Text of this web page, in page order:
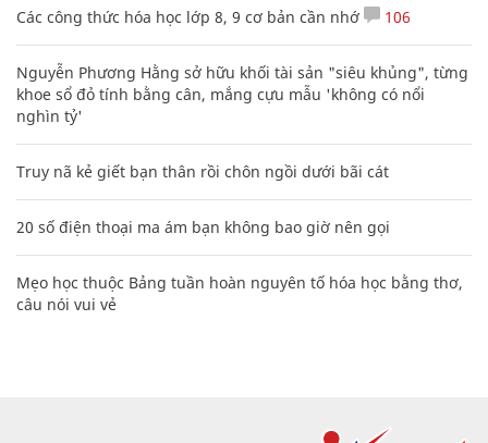
Các công thức hóa học lớp 8, 9 cơ bản cần nhớ 106
Nguyễn Phương Hằng sở hữu khối tài sản "siêu khủng", từng
khoe sổ đỏ tính bằng cân, mắng cựu mẫu 'không có nổi
nghìn tỷ'
Truy nã kẻ giết bạn thân rồi chôn ngồi dưới bãi cát
20 số điện thoại ma ám bạn không bao giờ nên gọi
Mẹo học thuộc Bảng tuần hoàn nguyên tố hóa học bằng thơ,
câu nói vui vẻ